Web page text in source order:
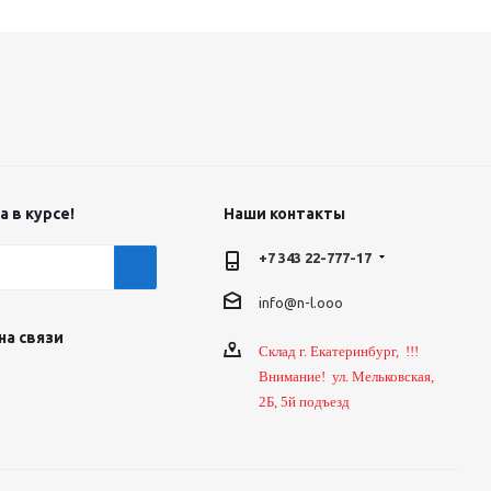
в курсе!
связи
Наши контакты
+7 343 22-777-17
info@n-l.ooo
Склад г. Екатеринбург, !!!
Внимание! ул. Мельковская,
2Б, 5й подъезд